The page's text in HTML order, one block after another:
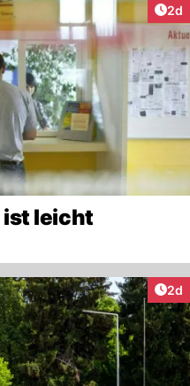
2d
leicht
2d